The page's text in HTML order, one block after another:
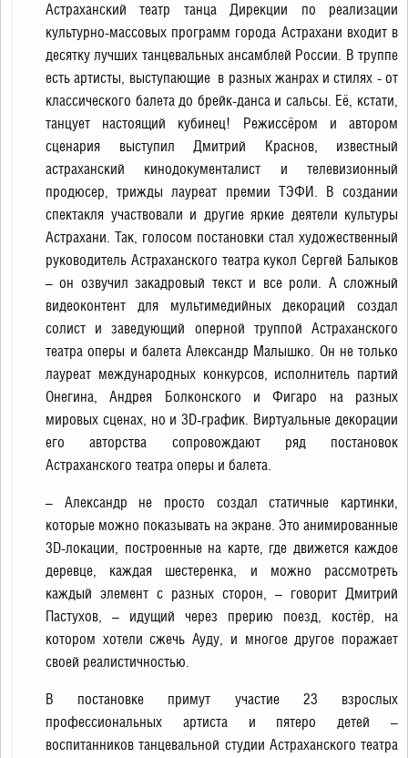
Астраханский театр танца Дирекции по реализации
культурно-массовых программ города Астрахани входит в
десятку лучших танцевальных ансамблей России. В труппе
есть артисты, выступающие в разных жанрах и стилях - от
классического балета до брейк-данса и сальсы. Её, кстати,
танцует настоящий кубинец! Режиссёром и автором
сценария выступил Дмитрий Краснов, известный
астраханский кинодокументалист и телевизионный
продюсер, трижды лауреат премии ТЭФИ. В создании
спектакля участвовали и другие яркие деятели культуры
Астрахани. Так, голосом постановки стал художественный
руководитель Астраханского театра кукол Сергей Балыков
– он озвучил закадровый текст и все роли. А сложный
видеоконтент для мультимедийных декораций создал
солист и заведующий оперной труппой Астраханского
театра оперы и балета Александр Малышко. Он не только
лауреат международных конкурсов, исполнитель партий
Онегина, Андрея Болконского и Фигаро на разных
мировых сценах, но и 3D-график. Виртуальные декорации
его авторства сопровождают ряд постановок
Астраханского театра оперы и балета.
– Александр не просто создал статичные картинки,
которые можно показывать на экране. Это анимированные
3D-локации, построенные на карте, где движется каждое
деревце, каждая шестеренка, и можно рассмотреть
каждый элемент с разных сторон, – говорит Дмитрий
Пастухов, – идущий через прерию поезд, костёр, на
котором хотели сжечь Ауду, и многое другое поражает
своей реалистичностью.
В постановке примут участие 23 взрослых
профессиональных артиста и пятеро детей –
воспитанников танцевальной студии Астраханского театра